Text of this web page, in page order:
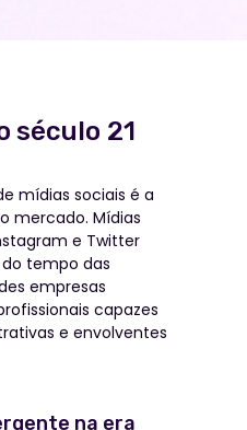
século 21
na era
mídias sociais é a
mercado. Mídias
e Twitter
tempo das
empresas
capazes
e envolventes